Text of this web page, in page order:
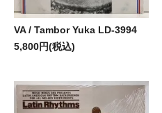
VA / Tambor Yuka LD-3994
5,800円(税込)